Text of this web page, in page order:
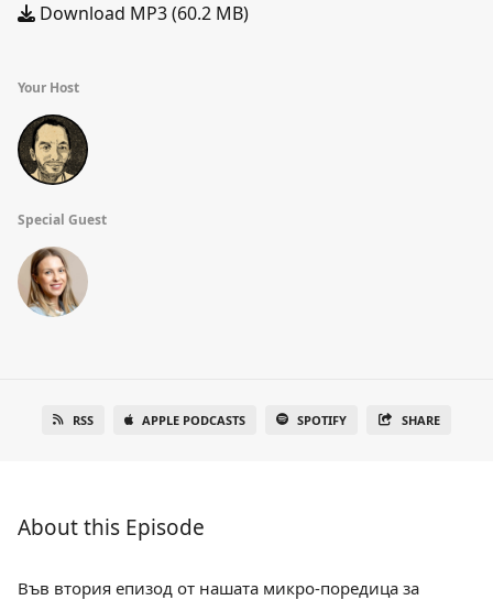
Download MP3 (60.2 MB)
Your Host
Special Guest
RSS APPLE PODCASTS SPOTIFY SHARE
About this Episode
Във втория епизод от нашата микро-поредица за